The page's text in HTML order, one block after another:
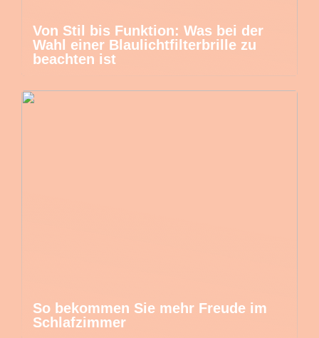
Von Stil bis Funktion: Was bei der
Wahl einer Blaulichtfilterbrille zu
beachten ist
So bekommen Sie mehr Freude im
Schlafzimmer